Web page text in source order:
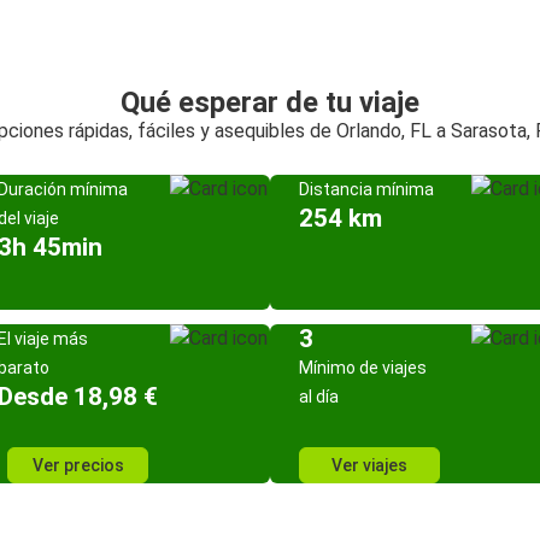
Qué esperar de tu viaje
rápidas, fáciles y asequibles de Orlando, FL a Sarasota,
mínima
viaje
45min
Distancia mínima
254 km
viaje más
18,98 €
Ver precios
3
Mínimo de viajes
al día
Ver viajes